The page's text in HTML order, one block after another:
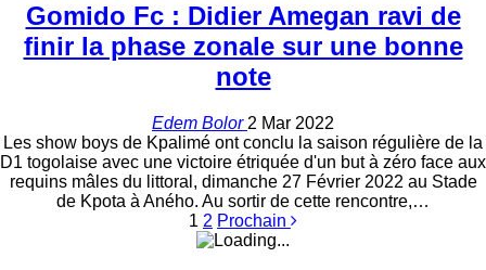
Gomido Fc : Didier Amegan ravi de
finir la phase zonale sur une bonne
note
Edem Bolor 2 Mar 2022
Les show boys de Kpalimé ont conclu la saison régulière de la
D1 togolaise avec une victoire étriquée d'un but à zéro face aux
requins mâles du littoral, dimanche 27 Février 2022 au Stade
de Kpota à Aného. Au sortir de cette rencontre,…
1 2 Prochain